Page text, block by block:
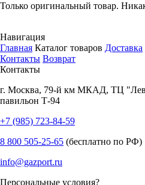
Только оригинальный товар.
Навигация
Главная Каталог товаров Доставка
Контакты Возврат
Контакты
г. Москва, 79-й км МКАД, ТЦ
павильон Т-94
+7 (985) 723-84-59
8 800 505-25-65 (бесплатно по РФ)
info@gazport.ru
Персональные условия?